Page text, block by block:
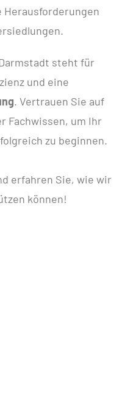
steht für
und eine
. Vertrauen Sie auf
Fachwissen, um Ihr
zu beginnen.
erfahren Sie, wie wir
können!